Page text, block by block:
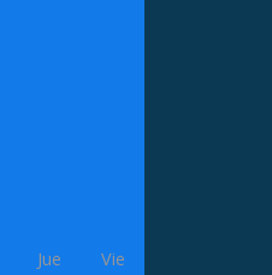
Jue
Vie